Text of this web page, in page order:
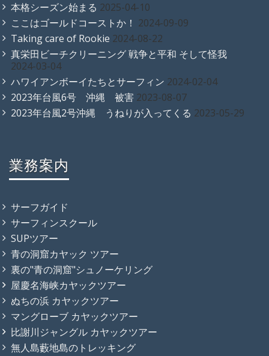
本格シーズン始まる 2025-04-10
ここはゴールドコーストか！ 2024-09-09
Taking care of Rookie 2024-08-22
真栄田ビーチクリーニング 戦争と平和 そして怪我
2024-03-04
ハワイアンボーイたちとサーフィン 2024-02-04
2023年台風6号 沖縄 被害 2023-08-07
2023年台風2号沖縄 うねりが入ってくる 2023-05-29
業務案内
サーフガイド
サーフィンスクール
SUPツアー
青の洞窟カヤック ツアー
裏の"青の洞窟"シュノーケリング
屋慶名海峡カヤックツアー
ぬちの浜 カヤックツアー
マングローブ カヤックツアー
比謝川ジャングル カヤックツアー
無人島藪地島のトレッキング